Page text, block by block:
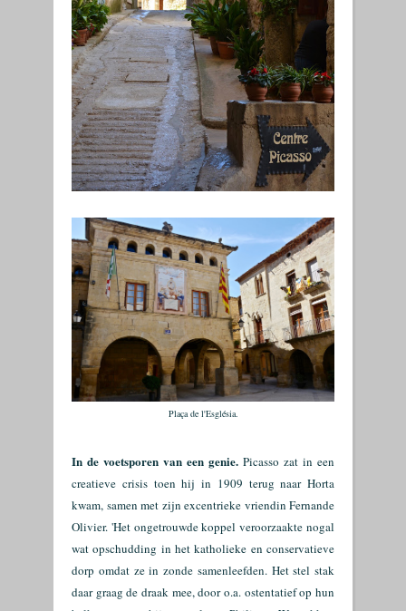
Plaça de l'Església.
In de voetsporen van een genie. Picasso zat in een
creatieve crisis toen hij in 1909 terug naar Horta
kwam, samen met zijn excentrieke vriendin Fernande
Olivier. 'Het ongetrouwde koppel veroorzaakte nogal
wat opschudding in het katholieke en conservatieve
dorp omdat ze in zonde samenleefden. Het stel stak
daar graag de draak mee, door o.a. ostentatief op hun